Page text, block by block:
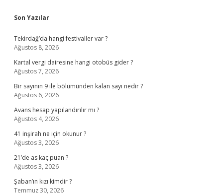
Sidebar
Son Yazılar
Tekirdağ’da hangi festivaller var ?
Ağustos 8, 2026
Kartal vergi dairesine hangi otobüs gider ?
Ağustos 7, 2026
Bir sayının 9 ile bölümünden kalan sayı nedir ?
Ağustos 6, 2026
Avans hesap yapılandırılır mı ?
Ağustos 4, 2026
41 inşirah ne için okunur ?
Ağustos 3, 2026
21’de as kaç puan ?
Ağustos 3, 2026
Şaban’ın kızı kimdir ?
Temmuz 30, 2026